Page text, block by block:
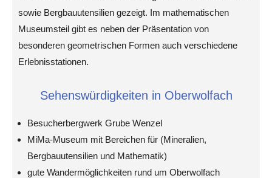
sowie Bergbauutensilien gezeigt. Im mathematischen
Museumsteil gibt es neben der Präsentation von
besonderen geometrischen Formen auch verschiedene
Erlebnisstationen.
Sehenswürdigkeiten in Oberwolfach
Besucherbergwerk Grube Wenzel
MiMa-Museum mit Bereichen für (Mineralien,
Bergbauutensilien und Mathematik)
gute Wandermöglichkeiten rund um Oberwolfach